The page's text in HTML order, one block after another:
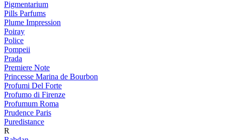
Pigmentarium
Pills Parfums
Plume Impression
Poiray
Police
Pompeii
Prada
Premiere Note
Princesse Marina de Bourbon
Profumi Del Forte
Profumo di Firenze
Profumum Roma
Prudence Paris
Puredistance
R